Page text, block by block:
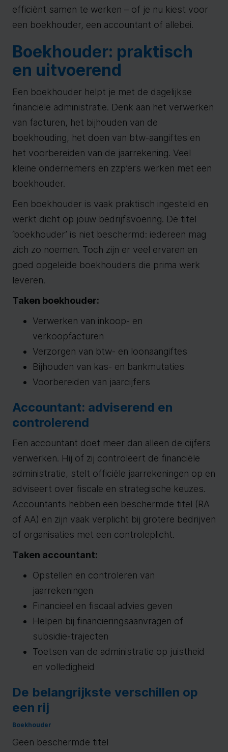
efficiënt samen te werken – of je nu kiest voor
een boekhouder, een accountant of allebei.
Boekhouder: praktisch
en uitvoerend
Een boekhouder helpt je met de dagelijkse
financiële administratie. Denk aan het verwerken
van facturen, het bijhouden van de
boekhouding, het doen van btw-aangiftes en
het voorbereiden van de jaarrekening. Veel
kleine ondernemers en zzp’ers werken met een
boekhouder.
Een boekhouder is vaak praktisch ingesteld en
werkt dicht op jouw bedrijfsvoering. De titel
‘boekhouder’ is niet beschermd: iedereen mag
zich zo noemen. Toch zijn er veel ervaren en
goed opgeleide boekhouders die prima werk
leveren.
Taken boekhouder:
Verwerken van inkoop- en
verkoopfacturen
Verzorgen van btw- en loonaangiftes
Bijhouden van kas- en bankmutaties
Voorbereiden van jaarcijfers
Accountant: adviserend en
controlerend
Een accountant doet meer dan alleen de cijfers
verwerken. Hij of zij controleert de financiële
administratie, stelt officiële jaarrekeningen op en
adviseert over fiscale en strategische keuzes.
Accountants hebben een beschermde titel (RA
of AA) en zijn vaak verplicht bij grotere bedrijven
of organisaties met een controleplicht.
Taken accountant:
Opstellen en controleren van
jaarrekeningen
Financieel en fiscaal advies geven
Helpen bij financieringsaanvragen of
subsidie-trajecten
Toetsen van de administratie op juistheid
en volledigheid
De belangrijkste verschillen op
een rij
Boekhouder
Geen beschermde titel